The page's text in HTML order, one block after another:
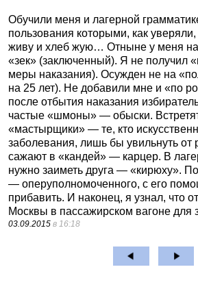
Обучили меня и лагерной
пользования которыми, как уверяли,
живу и хлеб жую… Отныне у меня
«зек» (заключенный). Я не получил
меры наказания). Осужден не на
на 25 лет). Не добавили мне и «по
после отбытия наказания
частые «шмоны» — обыски.
«мастырщики» — те, кто
заболевания, лишь бы увильнуть
сажают в «кандей» — карцер. В
нужно заиметь друга — «кирюху».
— оперуполномоченного, с его
прибавить. И наконец, я узнал, что
Москвы в пассажирском вагоне для
03.09.2015 в 16:18